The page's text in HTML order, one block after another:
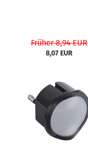
Früher 8,94 EUR
8,07 EUR